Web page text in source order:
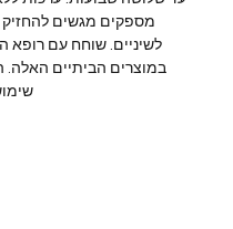
מספקים מגשים להחזיק
לשיניים. שוחח עם
במוצרים הביתיים האלה.